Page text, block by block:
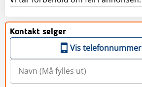
Kontakt selger
Vis telefonnummer